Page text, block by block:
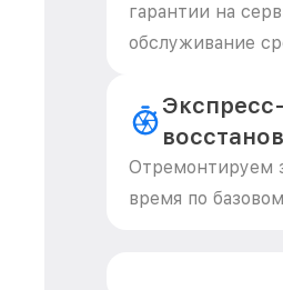
гарантии на
обслуживание
Экспресс-
Отремонтируем
время по